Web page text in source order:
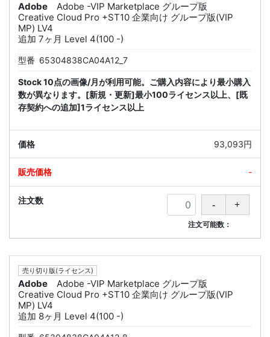
Adobe
Adobe -VIP Marketplace グループ版
Creative Cloud Pro +ST10 企業向け グループ版(VIP
MP) LV4
追加 7ヶ月 Level 4(100 -)
型番 65304838CA04A12_7
Stock 10点の画像/月が利用可能。ご購入内容により最小購入
数が異なります。[新規・更新]最小100ライセンス以上、[既
存契約への追加]1ライセンス以上
93,093円
-
注文可能数：
売り切り版(ライセンス)
Adobe
Adobe -VIP Marketplace グループ版
Creative Cloud Pro +ST10 企業向け グループ版(VIP
MP) LV4
追加 8ヶ月 Level 4(100 -)